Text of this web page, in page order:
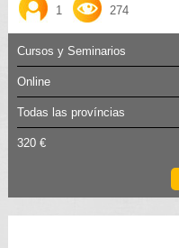
1 274
Cursos y Seminarios
Online
Todas las províncias
320 €